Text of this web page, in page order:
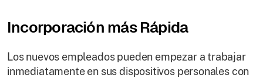
Incorporación más Rápida
Los nuevos empleados pueden empezar a trabajar
inmediatamente en sus dispositivos personales con